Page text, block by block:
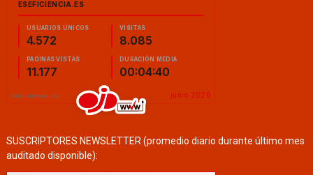
SUSCRIPTORES NEWSLETTER (promedio diario durante último mes
auditado disponible):